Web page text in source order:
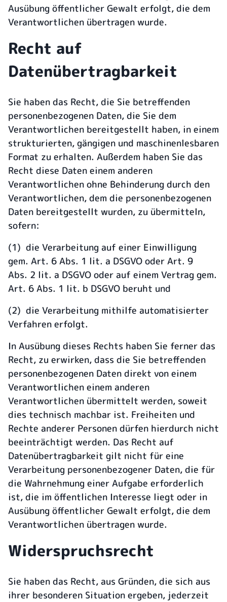
Ausübung öffentlicher Gewalt erfolgt, die dem
Verantwortlichen übertragen wurde.
Recht auf
Datenübertragbarkeit
Sie haben das Recht, die Sie betreffenden
personenbezogenen Daten, die Sie dem
Verantwortlichen bereitgestellt haben, in einem
strukturierten, gängigen und maschinenlesbaren
Format zu erhalten. Außerdem haben Sie das
Recht diese Daten einem anderen
Verantwortlichen ohne Behinderung durch den
Verantwortlichen, dem die personenbezogenen
Daten bereitgestellt wurden, zu übermitteln,
sofern:
(1) die Verarbeitung auf einer Einwilligung
gem. Art. 6 Abs. 1 lit. a DSGVO oder Art. 9
Abs. 2 lit. a DSGVO oder auf einem Vertrag gem.
Art. 6 Abs. 1 lit. b DSGVO beruht und
(2) die Verarbeitung mithilfe automatisierter
Verfahren erfolgt.
In Ausübung dieses Rechts haben Sie ferner das
Recht, zu erwirken, dass die Sie betreffenden
personenbezogenen Daten direkt von einem
Verantwortlichen einem anderen
Verantwortlichen übermittelt werden, soweit
dies technisch machbar ist. Freiheiten und
Rechte anderer Personen dürfen hierdurch nicht
beeinträchtigt werden. Das Recht auf
Datenübertragbarkeit gilt nicht für eine
Verarbeitung personenbezogener Daten, die für
die Wahrnehmung einer Aufgabe erforderlich
ist, die im öffentlichen Interesse liegt oder in
Ausübung öffentlicher Gewalt erfolgt, die dem
Verantwortlichen übertragen wurde.
Widerspruchsrecht
Sie haben das Recht, aus Gründen, die sich aus
ihrer besonderen Situation ergeben, jederzeit